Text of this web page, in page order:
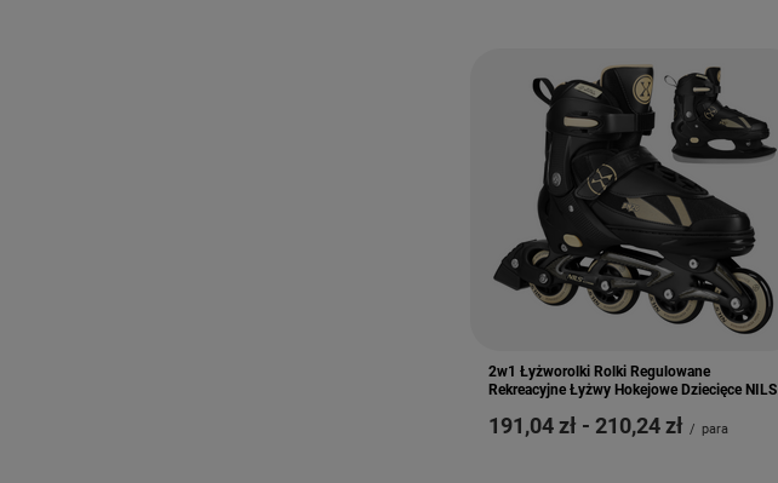
2w1 Łyżworolki Rolki Regulowane
Rekreacyjne Łyżwy Hokejowe Dziecięce NILS
od
191,04 zł - do
210,24 zł / para